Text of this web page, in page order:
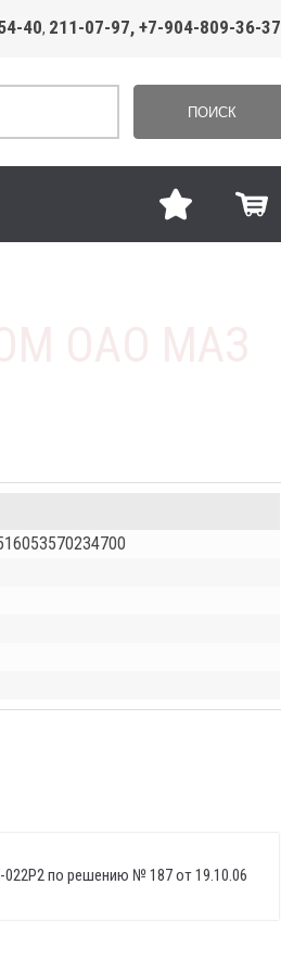
40, 211-07-97, +7-904-809-36-37
ПОИСК
по решению № 187 от 19.10.06